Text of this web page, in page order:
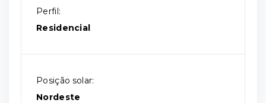
Perfil:
Residencial
Posição solar:
Nordeste